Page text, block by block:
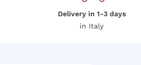
Delivery in 1-3 days
in Italy